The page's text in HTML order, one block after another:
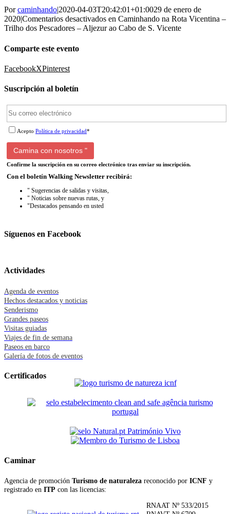
Porcaminhando|2020-04-03T20:42:01+01:0029 de enero de
2020|Comentarios desactivados en Caminhando na Rota Vicentina –
Trilho dos Pescadores – Aljezur ao Cabo de S. Vicente
Comparte este evento
FacebookXPinterest
Suscripción al boletín
Acepto Política de privacidad*
Confirme la suscripción en su correo electrónico tras enviar su inscripción.
Con el boletín Walking Newsletter recibirá:
" Sugerencias de salidas y visitas,
" Noticias sobre nuevas rutas, y
"Destacados pensando en usted
Síguenos en Facebook
Actividades
Agenda de eventos
Hechos destacados y noticias
Senderismo
Grandes paseos
Visitas guiadas
Viajes de fin de semana
Paseos en barco
Galería de fotos de eventos
Certificados
Caminar
Agencia de promoción Turismo de naturaleza reconocido por ICNF y
registrado en ITP con las licencias:
RNAAT Nº 533/2015